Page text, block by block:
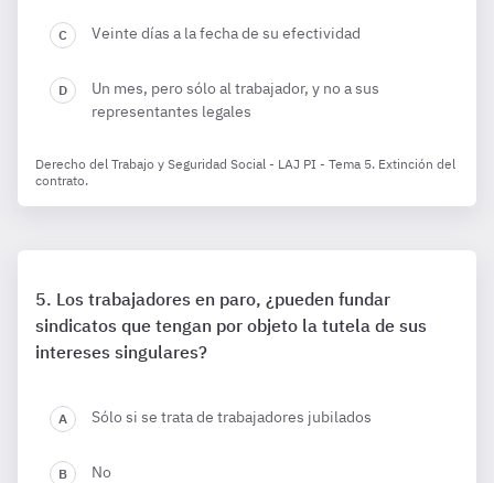
Veinte días a la fecha de su efectividad
Un mes, pero sólo al trabajador, y no a sus
representantes legales
Derecho del Trabajo y Seguridad Social - LAJ PI - Tema 5. Extinción del
contrato.
Los trabajadores en paro, ¿pueden fundar
sindicatos que tengan por objeto la tutela de sus
intereses singulares?
Sólo si se trata de trabajadores jubilados
No